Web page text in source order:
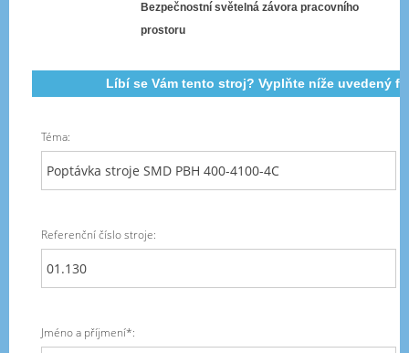
Bezpečnostní světelná závora pracovního
prostoru
Líbí se Vám tento stroj? Vyplňte níže uvedený
Téma:
Referenční číslo stroje:
Jméno a příjmení*: